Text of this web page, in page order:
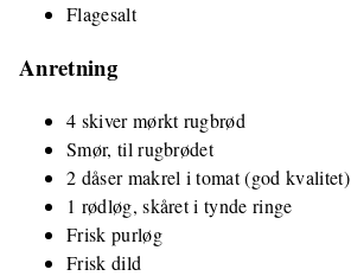
Flagesalt
Anretning
4 skiver mørkt rugbrød
Smør, til rugbrødet
2 dåser makrel i tomat (god kvalitet)
1 rødløg, skåret i tynde ringe
Frisk purløg
Frisk dild